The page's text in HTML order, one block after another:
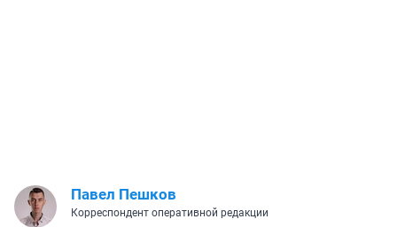
Павел Пешков
Корреспондент оперативной редакции